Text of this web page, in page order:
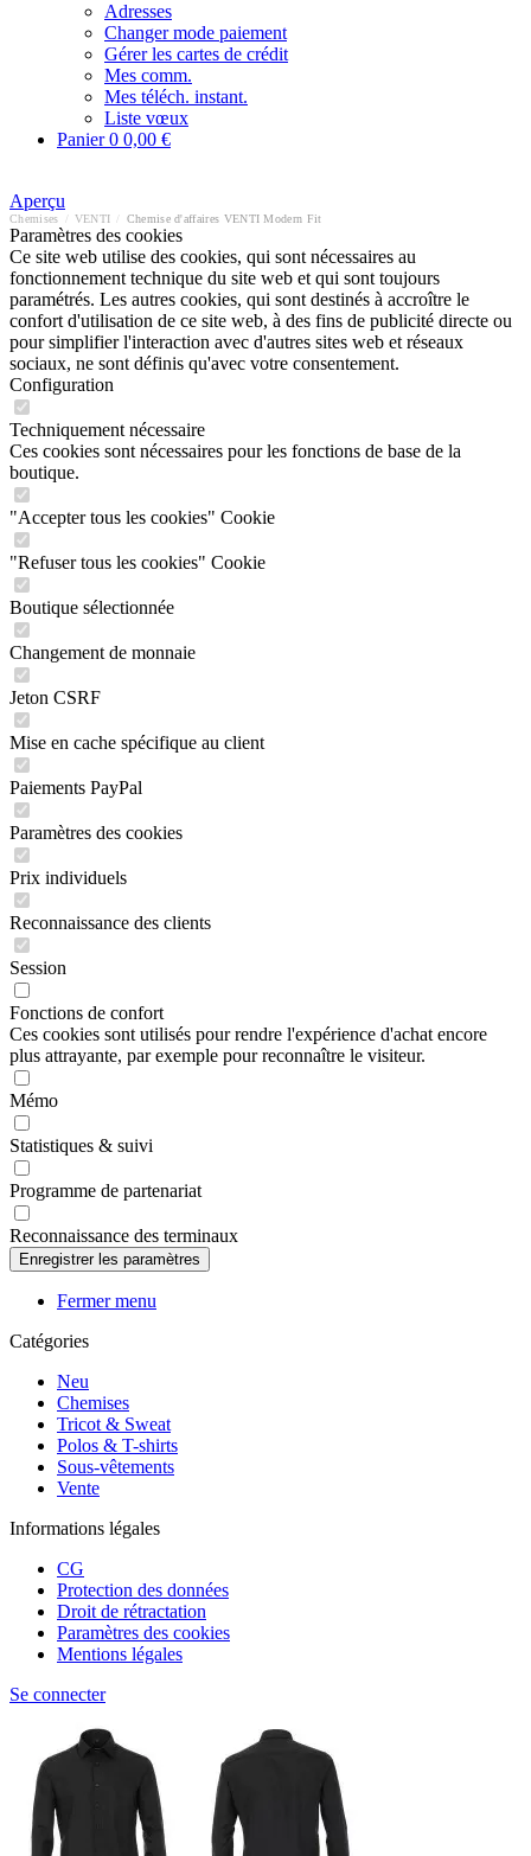
Adresses
Changer mode paiement
Gérer les cartes de crédit
Mes comm.
Mes téléch. instant.
Liste vœux
Panier0 0,00 €
Aperçu
Chemises VENTI Chemise d'affaires VENTI Modern Fit
Paramètres des cookies
Ce site web utilise des cookies, qui sont nécessaires au
fonctionnement technique du site web et qui sont toujours
paramétrés. Les autres cookies, qui sont destinés à accroître le
confort d'utilisation de ce site web, à des fins de publicité directe ou
pour simplifier l'interaction avec d'autres sites web et réseaux
sociaux, ne sont définis qu'avec votre consentement.
Configuration
Techniquement nécessaire
Ces cookies sont nécessaires pour les fonctions de base de la
boutique.
"Accepter tous les cookies" Cookie
"Refuser tous les cookies" Cookie
Boutique sélectionnée
Changement de monnaie
Jeton CSRF
Mise en cache spécifique au client
Paiements PayPal
Paramètres des cookies
Prix individuels
Reconnaissance des clients
Session
Fonctions de confort
Ces cookies sont utilisés pour rendre l'expérience d'achat encore
plus attrayante, par exemple pour reconnaître le visiteur.
Mémo
Statistiques & suivi
Programme de partenariat
Reconnaissance des terminaux
Fermer menu
Catégories
Neu
Chemises
Tricot & Sweat
Polos & T-shirts
Sous-vêtements
Vente
Informations légales
CG
Protection des données
Droit de rétractation
Paramètres des cookies
Mentions légales
Se connecter